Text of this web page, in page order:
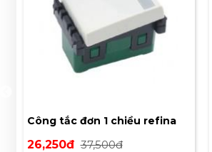
Công tắc đơn 1 chiều refina
loại trung WEV5521-7SW
26,250đ 37,500đ